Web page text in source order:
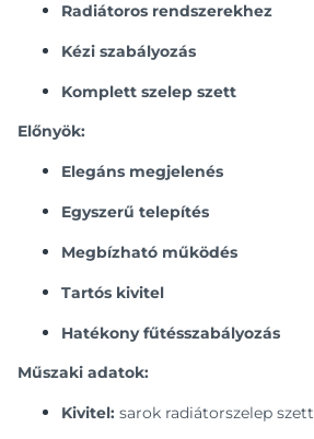
Radiátoros rendszerekhez
Kézi szabályozás
Komplett szelep szett
Előnyök:
Elegáns megjelenés
Egyszerű telepítés
Megbízható működés
Tartós kivitel
Hatékony fűtésszabályozás
Műszaki adatok:
Kivitel: sarok radiátorszelep szett